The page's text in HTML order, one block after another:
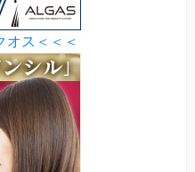
オス＜＜＜